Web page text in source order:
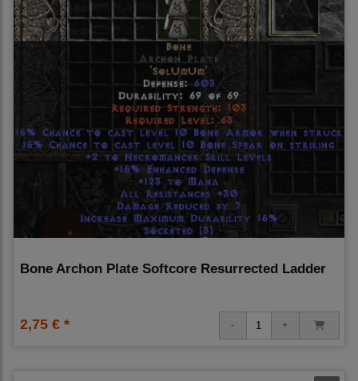
Bone Archon Plate Softcore Resurrected Ladder
2,75 € *